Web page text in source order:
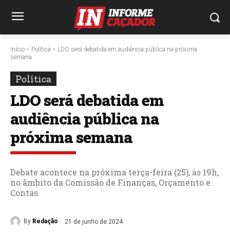
Início Política
LDO será debatida em audiência pública na próxima
semana
Política
LDO será debatida em
audiência pública na
próxima semana
Debate acontece na próxima terça-feira (25), às 19h,
no âmbito da Comissão de Finanças, Orçamento e
Contas
By Redação 21 de junho de 2024